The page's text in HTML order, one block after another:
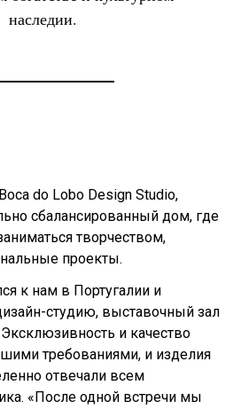
наследии.
do Lobo Design Studio,
сбалансированный дом, где
творчеством,
проекты.
к нам в Португалии и
студию, выставочный зал
и качество
требованиями, и изделия
отвечали всем
«После одной встречи мы